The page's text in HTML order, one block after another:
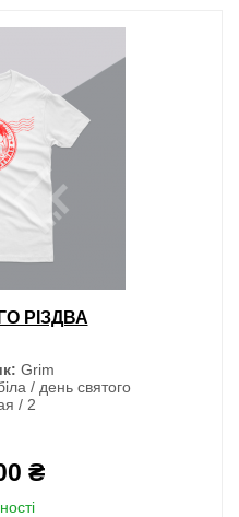
РІЗДВА
Grim
/ день святого
/ 2
₴